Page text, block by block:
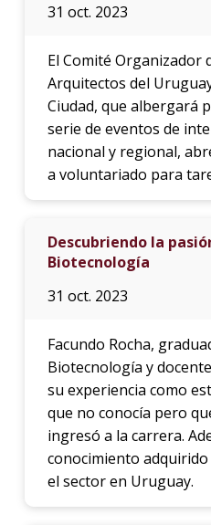
31 oct. 2023
El Comité Organizador
Arquitectos del
Ciudad, que albergará
serie de eventos de
nacional y regional,
a voluntariado para
Descubriendo la
Biotecnología
31 oct. 2023
Facundo Rocha,
Biotecnología y
su experiencia como
que no conocía pero
ingresó a la carrera.
conocimiento
el sector en Uruguay.